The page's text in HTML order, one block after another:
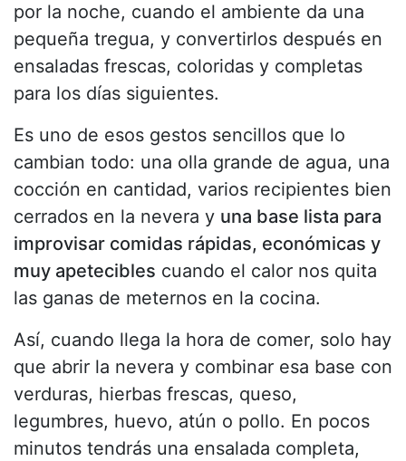
por la noche, cuando el ambiente da una
pequeña tregua, y convertirlos después en
ensaladas frescas, coloridas y completas
para los días siguientes.
Es uno de esos gestos sencillos que lo
cambian todo: una olla grande de agua, una
cocción en cantidad, varios recipientes bien
cerrados en la nevera y una base lista para
improvisar comidas rápidas, económicas y
muy apetecibles cuando el calor nos quita
las ganas de meternos en la cocina.
Así, cuando llega la hora de comer, solo hay
que abrir la nevera y combinar esa base con
verduras, hierbas frescas, queso,
legumbres, huevo, atún o pollo. En pocos
minutos tendrás una ensalada completa,